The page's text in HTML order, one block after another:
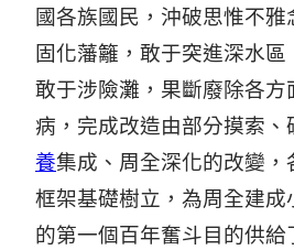
國各族國民，沖破思惟不
固化藩籬，敢于突進深水區
敢于涉險灘，果斷廢除各
病，完成改造由部分摸索、
養集成、周全深化的改變
框架基礎樹立，為周全建
的第一個百年奮斗目的供給